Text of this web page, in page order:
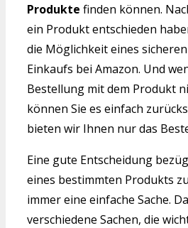
Produkte finden können.
ein Produkt entschieden
die Möglichkeit eines
Einkaufs bei Amazon. Und
Bestellung mit dem Produkt
können Sie es einfach
bieten wir Ihnen nur das
Eine gute Entscheidung
eines bestimmten Produkts
immer eine einfache Sache.
verschiedene Sachen, die